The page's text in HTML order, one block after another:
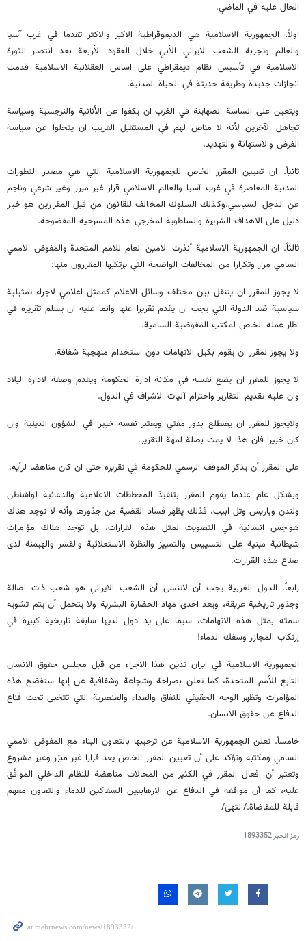
الحال عليه في الماضي.
اولاً. الجمهورية الاسلامية هي الديموقراطية الاكبر والاكثر تقدما في غرب آسيا
والعالم وتجربة الشعب الايراني الأبي خلال العقود الأربعة بعد انتصار الثورة
الاسلامية في تأسيس نظام ديمقراطي على اساس العقلانية الاسلامية قدمت
انجازات جديدة وطريقة حديثة في الحياة المدنية.
ويتعين على الساسة الصهاينة في الغرب ان يكفوا عن الأنانية والنرجسية وسياسة
تجاهل الآخرين لأنه لا مناص لهم في المستقبل القريب ان يتخلوا عن سياسة
الفرض والاستهانة والتهديد.
ثانياً. ان تعيين المقرر الخاص للجمهورية الاسلامية التي هي مصدر التطورات
المدنية المعاصرة في غرب آسيا والعالم الاسلامي قرار غير مبرر وغير شرعي وناجم
عن الدجل السياسي.وكذلك السلوك المخالف للقانون من قبل المقررين هو خير
دليل على الاهداف الشريرة والسلطوية لمخرجي هذه المسرحية المفضوحة.
ثالثاً. ان الجمهورية الاسلامية أنذرت الامين العام للامم المتحدة والمفوض الاممي
السامي مرار وتكرارا من المخالفات الواضحة التي يرتكبها المقررون منها:
لا يجوز للمقرر ان يتنقل بين مختلف وسائل الاعلام كممثل اعلامي لاجراء تمثيلية
سياسية ضد الدولة التي يجب ان يقدم تقريرا عنها وانما عليه ان يسلم تقريره في
اطار عمله الخاص لمكتب المفوضية السامية.
ولا يجوز لمقرر ان يقوم بكيل الاتهامات دون استخدام منهجية شفافة.
لا يجوز للمقرر ان يضع نفسه في مكانة ادارة الحكومة ويقدم وصفة لادارة البلاد
وان عليه تقديم التقارير واحترام آليات الاشراف في الدول.
ولايجوز للمقرر ان يضطلع بدور مفتي ويعتبر نفسه خبيرا في الشؤون الدينية وان
كان خبيرا فان هذا لا يمت بصلة لمهة التقرير.
على المقرر أن يذكر الموقف الرسمي للحكومة في تقريره حتى ان كان مناهضا لرأيه.
وبشكل عام عندما يقوم المقرر بتنفيذ المخططات الاعلامية والدعائية لواشنطن
ولندن وباريس وتل ابيب، فذلك يظهر فساد القضية من جذورها وأنه لا توجد هناك
هواجس انسانية في التصويت لمثل هذه القرارات، بل توجد هناك مؤامرات
شيطانية مبنية على التسييس والتمييز والنظرة الاستعلائية والقسر والهيمنة لدى
صناع هذه القرارات.
رابعاً. الدول الغربية يجب أن لاتنسى أن الشعب الايراني هو شعب ذات اصالة
وجذور تاريخية عريقة، ويعد احدى مهاد الحضارة البشرية ولا يتحمل أن يتم تشويه
سمته بمثل هذه الاتهامات، سيما على يد دول لديها سابقة تاريخية كبيرة في
إرتكاب المجازر وسفك الدماء!
الجمهورية الاسلامية في ايران تدين هذا الاجراء من قبل مجلس حقوق الانسان
التابع للأمم المتحدة، كما تعلن بصراحة وشجاعة وشفافية عن إنها ستفضح هذه
المؤامرات وتظهر الوجه الحقيقي للنفاق والعداء والعنصرية التي تتخبى تحت قناع
الدفاع عن حقوق الانسان.
خامساً. تعلن الجمهورية الاسلامية عن ترحيبها بالتعاون البناء مع المفوض الاممي
السامي ومكتبه وتؤكد على أن تعيين المقرر الخاص يعد قرارا غير مبرَر وغير مشروع
وتعتبر أن افعال المقرر في الكثير من المحالات مناهضة للنظام الداخلي الموافًق
عليه، كما أن مواقفه في الدفاع عن الارهابيين السفاكين للدماء والتعاون معهم
قابلة للمقاضاة./انتهى/
رمز الخبر1893352